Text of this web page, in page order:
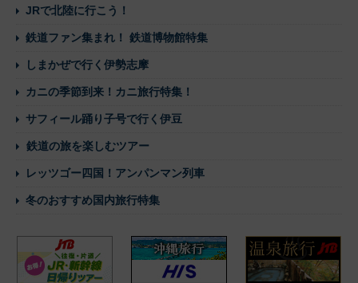
JRで北陸に行こう！
鉄道ファン集まれ！ 鉄道博物館特集
しまかぜで行く伊勢志摩
カニの季節到来！カニ旅行特集！
サフィール踊り子号で行く伊豆
鉄道の旅を楽しむツアー
レッツゴー四国！アンパンマン列車
冬のおすすめ国内旅行特集